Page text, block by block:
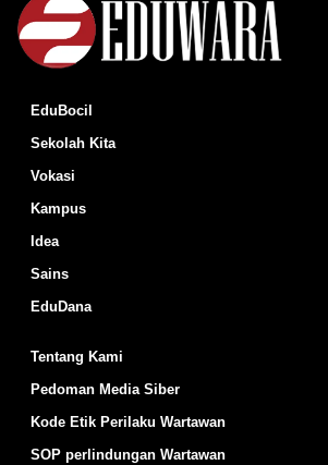
EduBocil
Sekolah Kita
Vokasi
Kampus
Idea
Sains
EduDana
Tentang Kami
Pedoman Media Siber
Kode Etik Perilaku Wartawan
SOP perlindungan Wartawan